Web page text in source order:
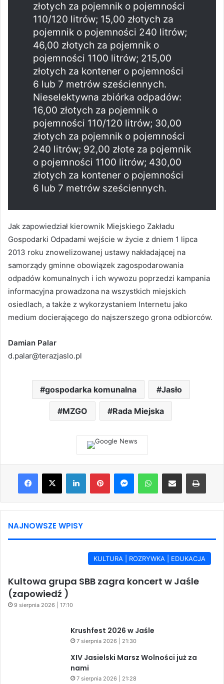
złotych za pojemnik o pojemności
110/120 litrów; 15,00 złotych za
pojemnik o pojemności 240 litrów;
46,00 złotych za pojemnik o
pojemności 1100 litrów; 215,00
złotych za kontener o pojemności
6 lub 7 metrów sześciennych.
Nieselektywna zbiórka odpadów:
16,00 złotych za pojemnik o
pojemności 110/120 litrów; 30,00
złotych za pojemnik o pojemności
240 litrów; 92,00 złote za pojemnik
o pojemności 1100 litrów; 430,00
złotych za kontener o pojemności
6 lub 7 metrów sześciennych.
Jak zapowiedział kierownik Miejskiego Zakładu
Gospodarki Odpadami wejście w życie z dniem 1 lipca
2013 roku znowelizowanej ustawy nakładającej na
samorządy gminne obowiązek zagospodarowania
odpadów komunalnych i ich wywozu poprzedzi kampania
informacyjna prowadzona na wszystkich miejskich
osiedlach, a także z wykorzystaniem Internetu jako
medium docierającego do najszerszego grona odbiorców.
Damian Palar
d.palar@terazjaslo.pl
gospodarka komunalna Jasło
MZGO Rada Miejska
Facebook
X LinkedInPinterestMessengerWhatsAppShare via Email Print
NAJNOWSZE WPISY
KULTURA | ROZRYWKA | EDUKACJA
Kultowa grupa SBB zagra koncert w Jaśle
(zapowiedź )
9 sierpnia 2026 | 17:10
Krushfest 2026 w Jaśle
7 sierpnia 2026 | 21:30
XIV Jasielski Marsz Wolności już za
nami
7 sierpnia 2026 | 21:28